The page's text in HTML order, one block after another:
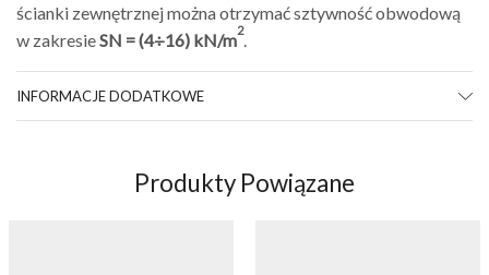
ścianki zewnętrznej można otrzymać sztywność obwodową
w zakresieSN = (4÷16) kN/m2.
INFORMACJE DODATKOWE
Produkty Powiązane